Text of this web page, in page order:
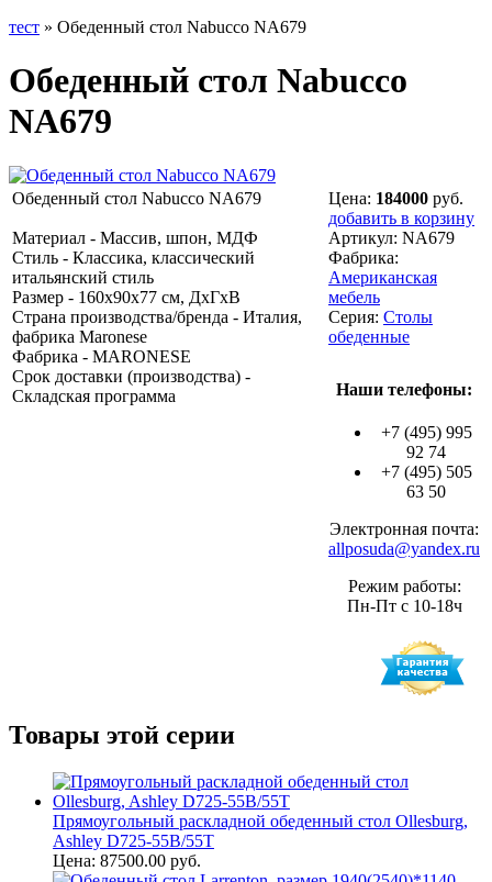
тест » Обеденный стол Nabucco NA679
Обеденный стол Nabucco
NA679
Обеденный стол Nabucco NA679
Материал - Массив, шпон, МДФ
Стиль - Классика, классический
итальянский стиль
Размер - 160х90х77 см, ДхГхВ
Страна производства/бренда - Италия,
фабрика Maronese
Фабрика - MARONESE
Срок доставки (производства) -
Складская программа
Цена: 184000 руб.
добавить в корзину
Артикул: NA679
Фабрика:
Американская
мебель
Серия: Столы
обеденные
Наши телефоны:
+7 (495) 995
92 74
+7 (495) 505
63 50
Электронная почта:
allposuda@yandex.ru
Режим работы:
Пн-Пт с 10-18ч
Товары этой серии
Прямоугольный раскладной обеденный стол Ollesburg,
Ashley D725-55B/55T
Цена: 87500.00 руб.